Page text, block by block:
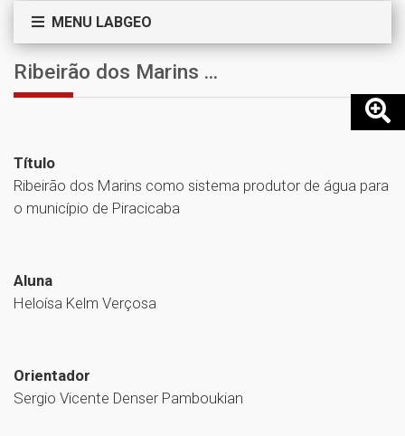
MENU LABGEO
Ribeirão dos Marins ...
Título
Ribeirão dos Marins como sistema produtor de água para
o município de Piracicaba
Aluna
Heloísa Kelm Verçosa
Orientador
Sergio Vicente Denser Pamboukian